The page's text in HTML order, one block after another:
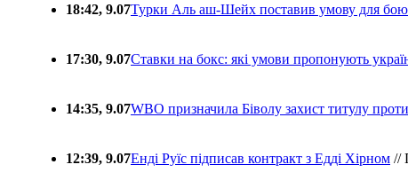
18:42, 9.07Турки Аль аш-Шейх поставив умову для
17:30, 9.07Ставки на бокс: які умови пропонують
14:35, 9.07WBO призначила Біволу захист титулу
12:39, 9.07Енді Руїс підписав контракт з Едді Хірном //